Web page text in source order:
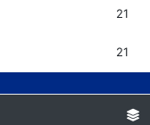
21
21